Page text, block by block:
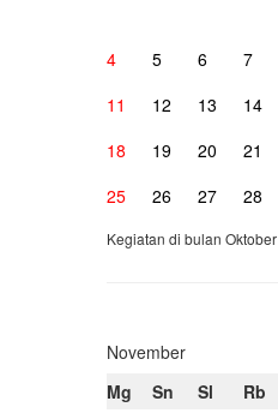
4
5 6 7
11
12 13 14
18
19 20 21
25
26 27 28
Kegiatan di bulan Oktober
November
Mg
Sn Sl Rb